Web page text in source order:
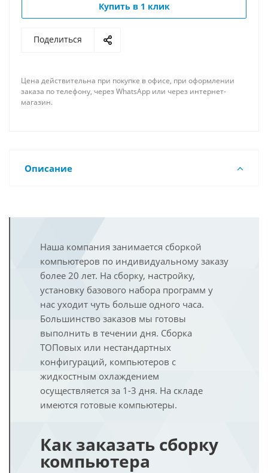
Купить в 1 клик
Поделиться
Цена действительна при покупке в офисе, при оформлении
заказа по телефону, через WhatsApp или через интернет-
магазин.
Описание
Наша компания занимается сборкой
компьютеров по индивидуальному заказу
более 20 лет. На сборку, настройку,
установку базового набора программ у
нас уходит чуть больше одного часа.
Большинство заказов мы готовы
выполнить в течении дня. Сборка
ТОПовых или нестандартных
конфигураций, компьютеров с
жидкостным охлаждением
осуществляется за 1-3 дня. На складе
имеются готовые компьютеры.
Как заказать сборку
компьютера